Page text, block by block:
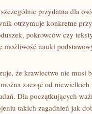
przydatna dla
otrzymuje konkretne
pokrowców czy
możliwość nauki
że krawiectwo nie musi
zacząć od
Dla początkujących
takich zagadnień jak